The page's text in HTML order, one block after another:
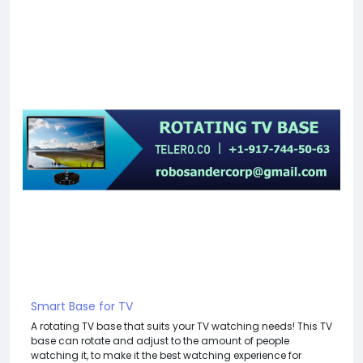
Smart Base for TV
A rotating TV base that suits your TV watching needs! This TV
base can rotate and adjust to the amount of people
watching it, to make it the best watching experience for